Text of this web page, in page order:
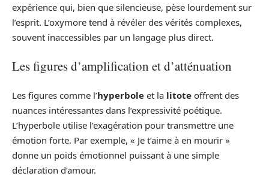
expérience qui, bien que silencieuse, pèse lourdement sur
l’esprit. L’oxymore tend à révéler des vérités complexes,
souvent inaccessibles par un langage plus direct.
Les figures d’amplification et d’atténuation
Les figures comme l’hyperbole et la litote offrent des
nuances intéressantes dans l’expressivité poétique.
L’hyperbole utilise l’exagération pour transmettre une
émotion forte. Par exemple, « Je t’aime à en mourir »
donne un poids émotionnel puissant à une simple
déclaration d’amour.